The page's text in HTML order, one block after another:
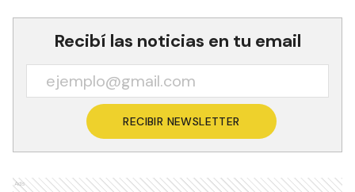
Recibí las noticias en tu email
RECIBIR NEWSLETTER
Ads